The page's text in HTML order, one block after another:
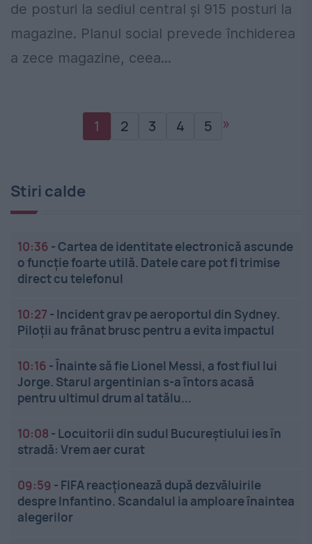
de posturi la sediul central şi 915 posturi la
magazine. Planul social prevede închiderea
a zece magazine, ceea...
1 2 3 4 5 »
Stiri calde
10:36 -Cartea de identitate electronică ascunde
o funcție foarte utilă. Datele care pot fi trimise
direct cu telefonul
10:27 - Incident grav pe aeroportul din Sydney.
Piloții au frânat brusc pentru a evita impactul
10:16 -Înainte să fie Lionel Messi, a fost fiul lui
Jorge. Starul argentinian s-a întors acasă
pentru ultimul drum al tatălu...
10:08 - Locuitorii din sudul Bucureștiului ies în
stradă: Vrem aer curat
09:59 - FIFA reacționează după dezvăluirile
despre Infantino. Scandalul ia amploare înaintea
alegerilor